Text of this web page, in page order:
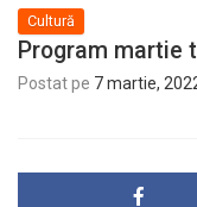
Cultură
Program martie
Postat pe 7 martie,